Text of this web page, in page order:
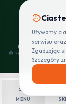
menu
MENU
POLITYKA
PRYWATNOŚCI
© 2026
cookie
Używamy
serwisu
Zgadzając
Szczegóły